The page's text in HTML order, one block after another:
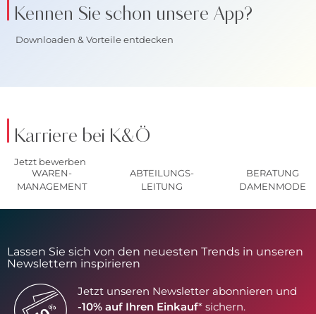
Kennen Sie schon unsere App?
Downloaden & Vorteile entdecken
Karriere bei K&Ö
Jetzt bewerben
WAREN-
MANAGEMENT
ABTEILUNGS-
LEITUNG
BERATUNG
DAMENMODE
Lassen Sie sich von den neuesten Trends in unseren
Newslettern inspirieren
Jetzt unseren Newsletter abonnieren und
-10% auf Ihren Einkauf* sichern.